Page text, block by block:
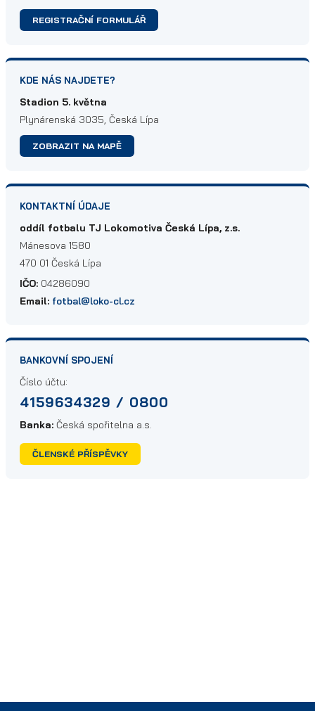
REGISTRAČNÍ FORMULÁŘ
KDE NÁS NAJDETE?
Stadion 5. května
Plynárenská 3035, Česká Lípa
ZOBRAZIT NA MAPĚ
KONTAKTNÍ ÚDAJE
oddíl fotbalu TJ Lokomotiva Česká Lípa, z.s.
Mánesova 1580
470 01 Česká Lípa
IČO: 04286090
Email: fotbal@loko-cl.cz
BANKOVNÍ SPOJENÍ
Číslo účtu:
4159634329 / 0800
Banka: Česká spořitelna a.s.
ČLENSKÉ PŘÍSPĚVKY